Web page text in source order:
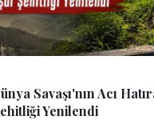
Savaşı'nın Acı
Yenilendi